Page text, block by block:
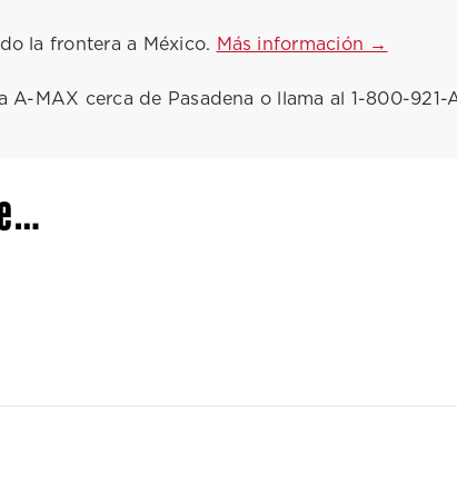
la frontera a México. Más información →
MAX cerca de Pasadena o llama al 1-800-